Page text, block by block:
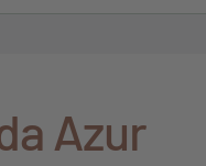
Azur